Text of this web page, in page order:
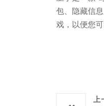
包、隐藏信
戏，以便您
上